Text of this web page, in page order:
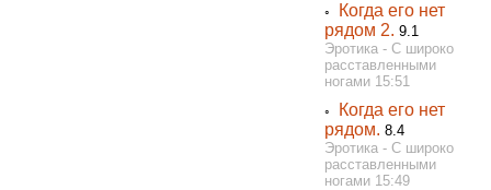
◦
Когда его нет
рядом 2. 9.1
Эротика - С широко
расставленными
ногами 15:51
◦
Когда его нет
рядом. 8.4
Эротика - С широко
расставленными
ногами 15:49